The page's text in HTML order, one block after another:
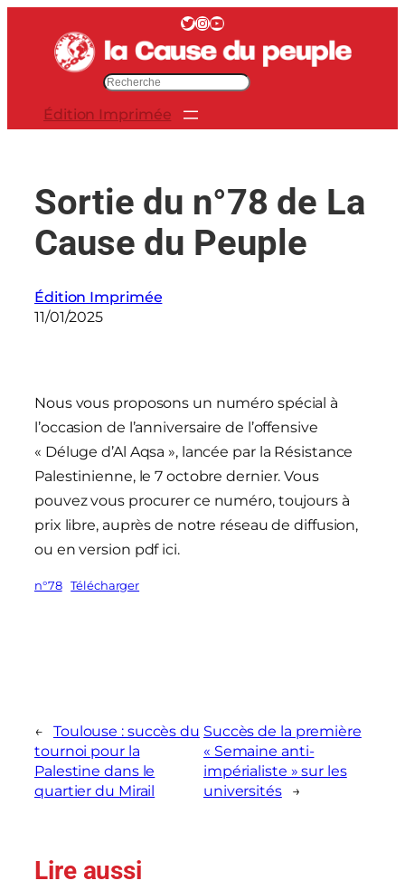
contenu
Twitter InstagramYouTube
c
e
Édition Imprimée
Sortie du n°78 de La
Cause du Peuple
Édition Imprimée
11/01/2025
Nous vous proposons un numéro spécial à
l’occasion de l’anniversaire de l’offensive
« Déluge d’Al Aqsa », lancée par la Résistance
Palestinienne, le 7 octobre dernier. Vous
pouvez vous procurer ce numéro, toujours à
prix libre, auprès de notre réseau de diffusion,
ou en version pdf ici.
n°78 Télécharger
←
Toulouse : succès du
tournoi pour la
Palestine dans le
quartier du Mirail
Succès de la première
« Semaine anti-
impérialiste » sur les
universités
→
Lire aussi